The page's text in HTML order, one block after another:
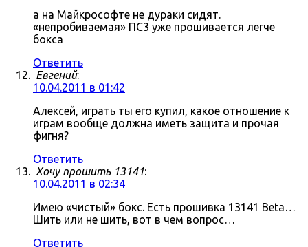
а на Майкрософте не дураки сидят.
«непробиваемая» ПС3 уже прошивается легче
бокса
Ответить
Евгений:
10.04.2011 в 01:42
Алексей, играть ты его купил, какое отношение к
играм вообще должна иметь защита и прочая
фигня?
Ответить
Хочу прошить 13141:
10.04.2011 в 02:34
Имею «чистый» бокс. Есть прошивка 13141 Beta…
Шить или не шить, вот в чем вопрос…
Ответить